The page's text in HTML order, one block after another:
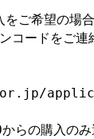
ご希望の場
コードをご連
の購入のみ